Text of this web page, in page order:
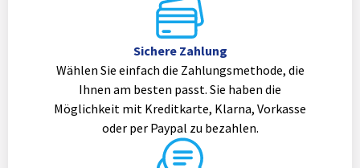
Sichere Zahlung
Wählen Sie einfach die Zahlungsmethode, die
Ihnen am besten passt. Sie haben die
Möglichkeit mit Kreditkarte, Klarna, Vorkasse
oder per Paypal zu bezahlen.